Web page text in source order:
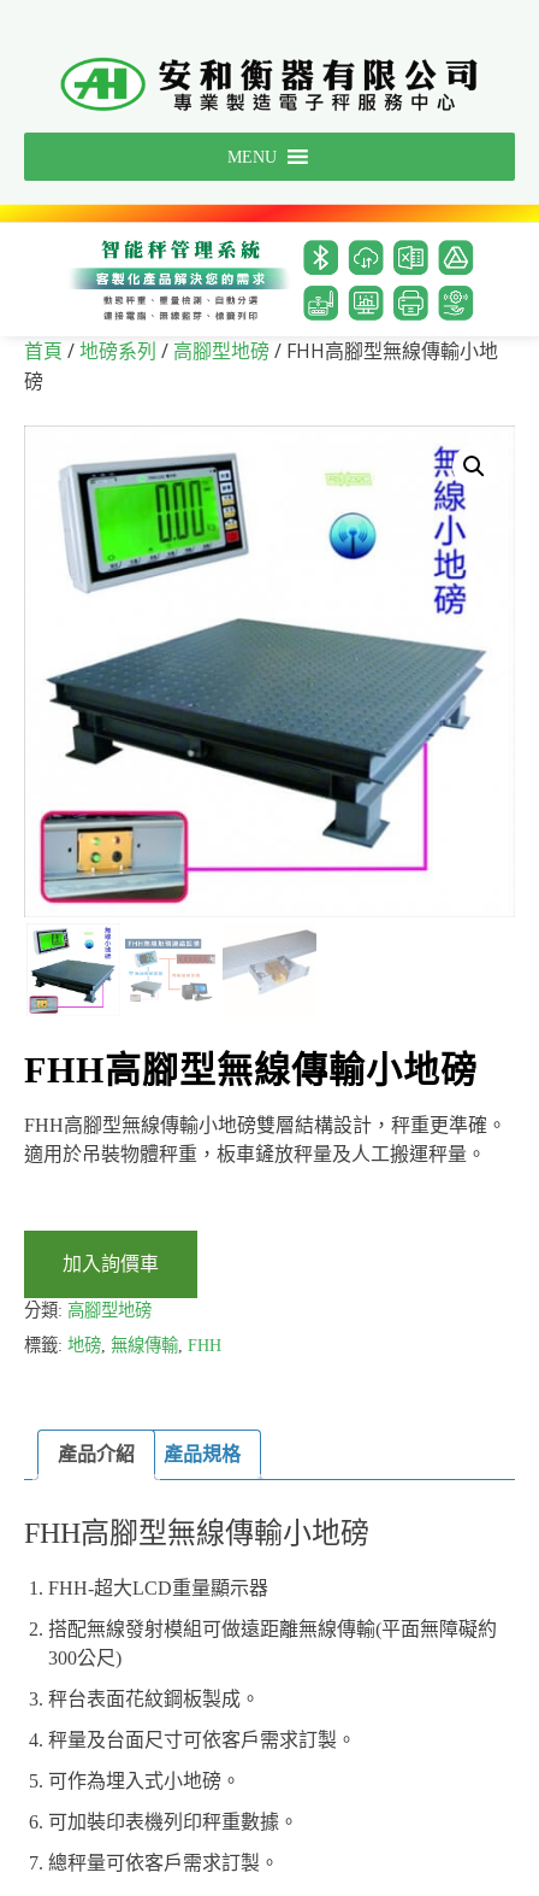
MENU
首頁 / 地磅系列 / 高腳型地磅 / FHH高腳型無線傳輸小地
磅
FHH高腳型無線傳輸小地磅
FHH高腳型無線傳輸小地磅雙層結構設計，秤重更準確。
適用於吊裝物體秤重，板車鏟放秤量及人工搬運秤量。
加入詢價車
分類: 高腳型地磅
標籤: 地磅, 無線傳輸, FHH
產品介紹 產品規格
FHH高腳型無線傳輸小地磅
FHH-超大LCD重量顯示器
搭配無線發射模組可做遠距離無線傳輸(平面無障礙約
300公尺)
秤台表面花紋鋼板製成。
秤量及台面尺寸可依客戶需求訂製。
可作為埋入式小地磅。
可加裝印表機列印秤重數據。
總秤量可依客戶需求訂製。